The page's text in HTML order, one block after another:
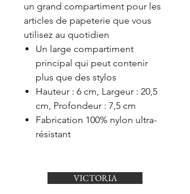
un grand compartiment pour les
articles de papeterie que vous
utilisez au quotidien
Un large compartiment
principal qui peut contenir
plus que des stylos
Hauteur : 6 cm, Largeur : 20,5
cm, Profondeur : 7,5 cm
Fabrication 100% nylon ultra-
résistant
VICTORIA